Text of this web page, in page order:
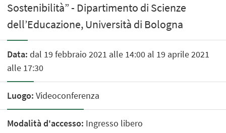
Sostenibilità” - Dipartimento di Scienze
dell’Educazione, Università di Bologna
Data: dal 19 febbraio 2021 alle 14:00 al 19 aprile 2021
alle 17:30
Luogo: Videoconferenza
Modalità d'accesso: Ingresso libero